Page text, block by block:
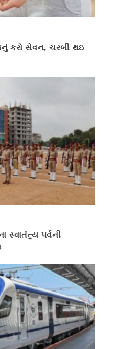
કરો સેવન, ચરબી થઇ
સ્વાતંત્ર્ય પર્વની